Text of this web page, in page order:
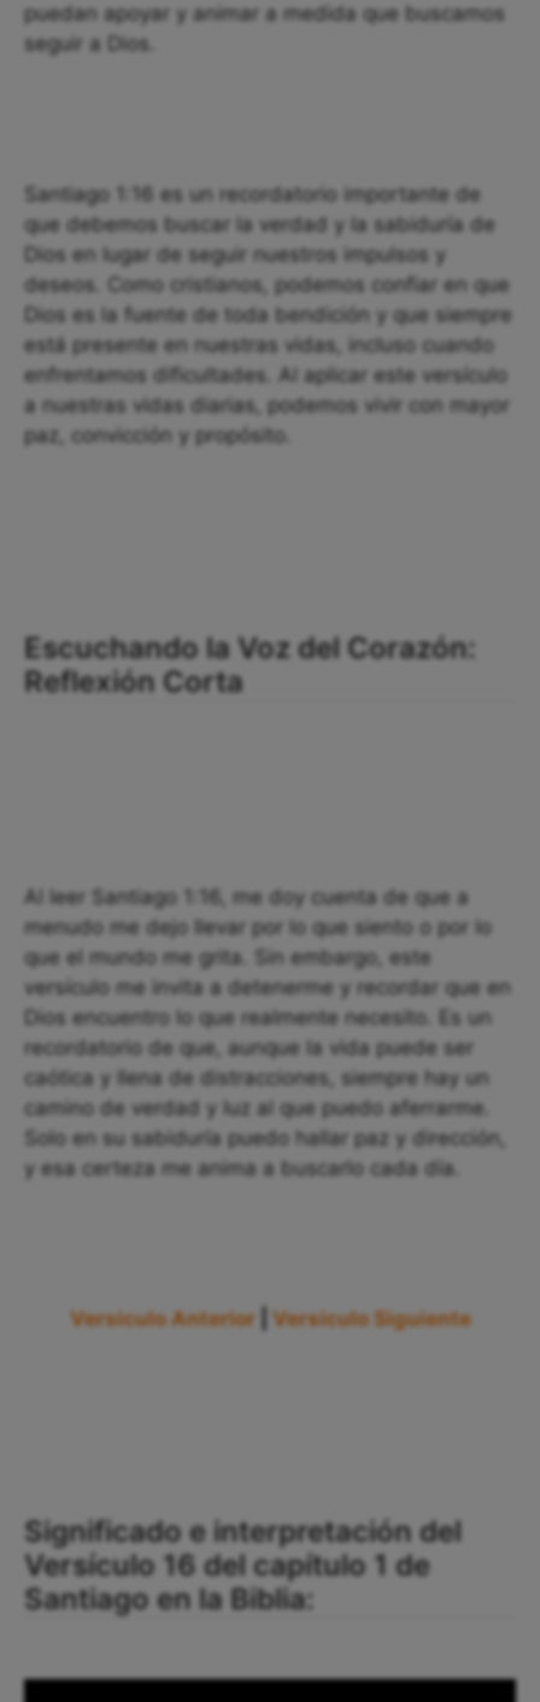
puedan apoyar y animar a medida que buscamos
seguir a Dios.
Santiago 1:16 es un recordatorio importante de
que debemos buscar la verdad y la sabiduría de
Dios en lugar de seguir nuestros impulsos y
deseos. Como cristianos, podemos confiar en que
Dios es la fuente de toda bendición y que siempre
está presente en nuestras vidas, incluso cuando
enfrentamos dificultades. Al aplicar este versículo
a nuestras vidas diarias, podemos vivir con mayor
paz, convicción y propósito.
Escuchando la Voz del Corazón:
Reflexión Corta
Al leer Santiago 1:16, me doy cuenta de que a
menudo me dejo llevar por lo que siento o por lo
que el mundo me grita. Sin embargo, este
versículo me invita a detenerme y recordar que en
Dios encuentro lo que realmente necesito. Es un
recordatorio de que, aunque la vida puede ser
caótica y llena de distracciones, siempre hay un
camino de verdad y luz al que puedo aferrarme.
Solo en su sabiduría puedo hallar paz y dirección,
y esa certeza me anima a buscarlo cada día.
Versículo Anterior Versículo Siguiente
Significado e interpretación del
Versículo 16 del capítulo 1 de
Santiago en la Biblia: